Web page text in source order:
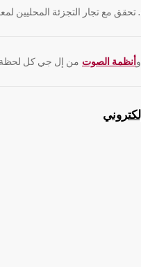
مع تجار التجزئة المحليين
وأنظمة الصوت من إل جي كل لحظة